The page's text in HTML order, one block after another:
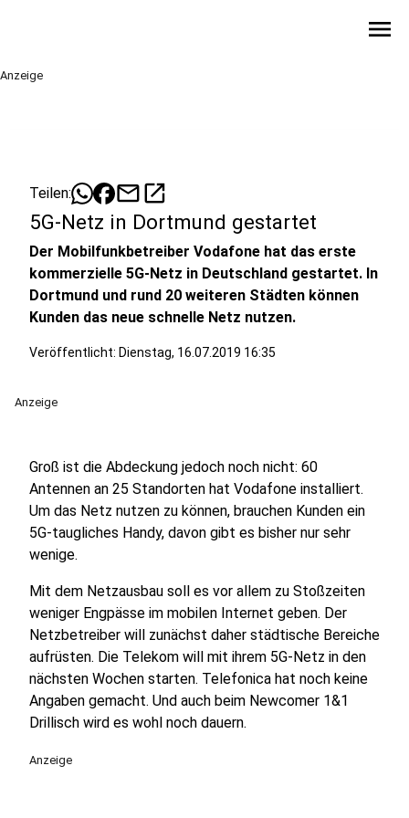
menu
Anzeige
Teilen: mailopen_in_new
5G-Netz in Dortmund gestartet
Der Mobilfunkbetreiber Vodafone hat das erste
kommerzielle 5G-Netz in Deutschland gestartet. In
Dortmund und rund 20 weiteren Städten können
Kunden das neue schnelle Netz nutzen.
Veröffentlicht: Dienstag, 16.07.2019 16:35
Anzeige
Groß ist die Abdeckung jedoch noch nicht: 60
Antennen an 25 Standorten hat Vodafone installiert.
Um das Netz nutzen zu können, brauchen Kunden ein
5G-taugliches Handy, davon gibt es bisher nur sehr
wenige.
Mit dem Netzausbau soll es vor allem zu Stoßzeiten
weniger Engpässe im mobilen Internet geben. Der
Netzbetreiber will zunächst daher städtische Bereiche
aufrüsten. Die Telekom will mit ihrem 5G-Netz in den
nächsten Wochen starten. Telefonica hat noch keine
Angaben gemacht. Und auch beim Newcomer 1&1
Drillisch wird es wohl noch dauern.
Anzeige